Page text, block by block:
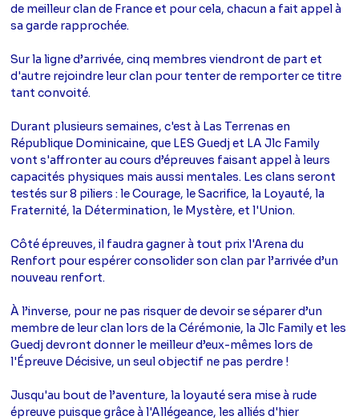
de meilleur clan de France et pour cela, chacun a fait appel à
sa garde rapprochée.
Sur la ligne d’arrivée, cinq membres viendront de part et
d'autre rejoindre leur clan pour tenter de remporter ce titre
tant convoité.
Durant plusieurs semaines, c'est à Las Terrenas en
République Dominicaine, que LES Guedj et LA Jlc Family
vont s'affronter au cours d’épreuves faisant appel à leurs
capacités physiques mais aussi mentales. Les clans seront
testés sur 8 piliers : le Courage, le Sacrifice, la Loyauté, la
Fraternité, la Détermination, le Mystère, et l'Union.
Côté épreuves, il faudra gagner à tout prix l'Arena du
Renfort pour espérer consolider son clan par l’arrivée d’un
nouveau renfort.
À l’inverse, pour ne pas risquer de devoir se séparer d’un
membre de leur clan lors de la Cérémonie, la Jlc Family et les
Guedj devront donner le meilleur d’eux-mêmes lors de
l'Épreuve Décisive, un seul objectif ne pas perdre !
Jusqu'au bout de l’aventure, la loyauté sera mise à rude
épreuve puisque grâce à l'Allégeance, les alliés d'hier